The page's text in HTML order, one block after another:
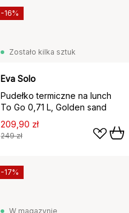
Zostało kilka sztuk
Eva Solo
Pudełko termiczne na lunch
To Go 0,71 L, Golden sand
209,90 zł
249 zł
-16%
W magazynie
-17%